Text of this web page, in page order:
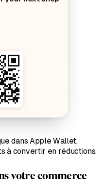
dans Apple Wallet.
à convertir en réductions.
votre commerce